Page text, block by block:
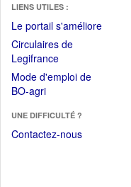
LIENS UTILES :
Le portail s'améliore(Fichier
Circulaires de
Legifrance(Ouvrir
dans
une
fenêtre)
Mode d'emploi de
BO-agri(Ouvrir
une
nouvelle
UNE DIFFICULTÉ ?
Contactez-nous